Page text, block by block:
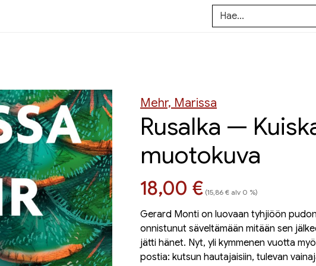
Mehr, Marissa
Rusalka —
muotokuva
Hinta nyt
18,00 € (15,86 € alv 0 %)
Gerard Monti on luovaan tyhjiöön
onnistunut säveltämään mitään sen
jätti hänet. Nyt, yli kymmenen vuotta
postia: kutsun hautajaisiin, tulevan